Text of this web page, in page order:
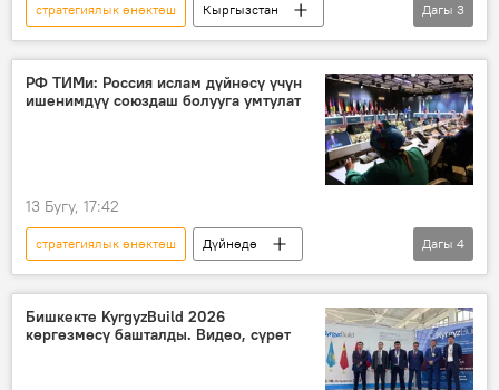
стратегиялык өнөктөш
Кыргызстан
Россия
форум Медетбек Букуев
Дагы 3
РФ ТИМи: Россия ислам дүйнөсү үчүн
ишенимдүү союздаш болууга умтулат
13 Бугу, 17:42
стратегиялык өнөктөш
Дүйнөдө
Россия
Батыш
ислам
кызматташуу
Дагы 4
Бишкекте KyrgyzBuild 2026
көргөзмөсү башталды. Видео, сүрөт